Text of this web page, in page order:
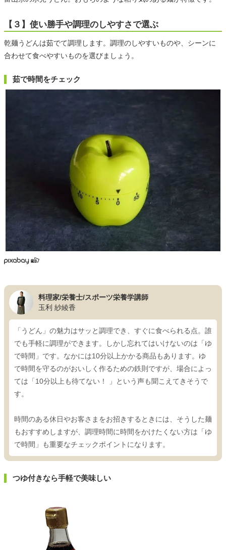
【３】使い勝手や調理のしやすさで選ぶ
乾麺うどんは茹でて調理します。調理のしやすいものや、シーンに
合わせて食べやすいものを選びましょう。
茹で時間をチェック
料理家/栄養士/スポーツ栄養学講師
玉利 紗綾香
「うどん」の魅力はサッと調理でき、すぐに食べられる点。誰
でも手軽に調理ができます。しかし忘れてはいけないのは「ゆ
で時間」です。なかには10分以上かかる商品もあります。ゆ
で時間を守るのがおいしく作るための鉄則ですが、場合によっ
ては「10分以上も待てない！ 」という声も聞こえてきそうで
す。
時間のある休日やお客さまをお招きするときには、そうした麺
もおすすめしますが、調理時間に時間をかけたくない方は「ゆ
で時間」も重要なチェックポイントになります。
つゆ付きなら手軽で美味しい